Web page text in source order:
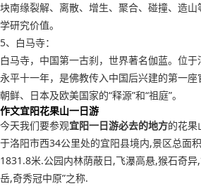
块南缘裂解、离散、增生、聚合、碰撞、造
学研究价值。
5、白马寺：
白马寺，中国第一古刹，世界著名伽蓝。位
永平十一年，是佛教传入中国后兴建的第一座
朝鲜、日本及欧美国家的“释源”和“祖庭”。
作文宜阳花果山一日游
今天我们要参观宜阳一日游必去的地方的花果
于洛阳市西34公里处的宜阳县境内,景区总面
1831.8米.公园内林荫蔽日,飞瀑高悬,猴石奇异
岳,奇秀冠中原”之称.